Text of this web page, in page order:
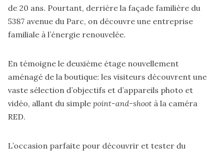
de 20 ans. Pourtant, derrière la façade familière du
5387 avenue du Parc, on découvre une entreprise
familiale à l’énergie renouvelée.
En témoigne le deuxième étage nouvellement
aménagé de la boutique: les visiteurs découvrent une
vaste sélection d’objectifs et d’appareils photo et
vidéo, allant du simple point-and-shoot à la caméra
RED.
L’occasion parfaite pour découvrir et tester du